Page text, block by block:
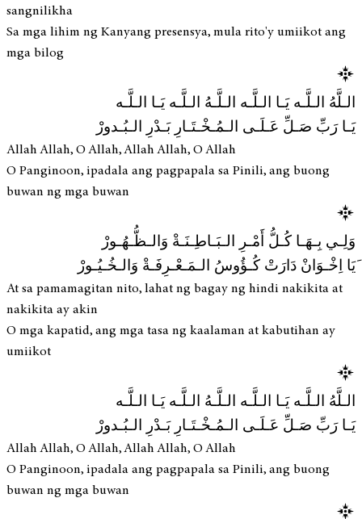
sangnilikha
Sa mga lihim ng Kanyang presensya, mula rito'y umiikot ang
mga bilog
الـلَّهُ الـلَّـه يَـا الـلَّـه الـلَّـهُ الـلَّـه يَـا الـلَّـه
يَـا رَبِّ صَـلِّ عَـلَـى الـمُـخْـتَـارِ بَـدْرِ الـبُـدورْ
Allah Allah, O Allah, Allah Allah, O Allah
O Panginoon, ipadala ang pagpapala sa Pinili, ang buong
buwan ng mga buwan
وَلِـي بِـهَـا كُـلُّ أَمْـرِ الـبَـاطِـنَـةْ وَالـظُّـهُـورْ
َیَا اِخْـوَانْ دَارَتْ كُـؤُوسُ الـمَـعْـرِفَـةْ وَالـخُـيُـورْ
At sa pamamagitan nito, lahat ng bagay ng hindi nakikita at
nakikita ay akin
O mga kapatid, ang mga tasa ng kaalaman at kabutihan ay
umiikot
الـلَّهُ الـلَّـه يَـا الـلَّـه الـلَّـهُ الـلَّـه يَـا الـلَّـه
يَـا رَبِّ صَـلِّ عَـلَـى الـمُـخْـتَـارِ بَـدْرِ الـبُـدورْ
Allah Allah, O Allah, Allah Allah, O Allah
O Panginoon, ipadala ang pagpapala sa Pinili, ang buong
buwan ng mga buwan